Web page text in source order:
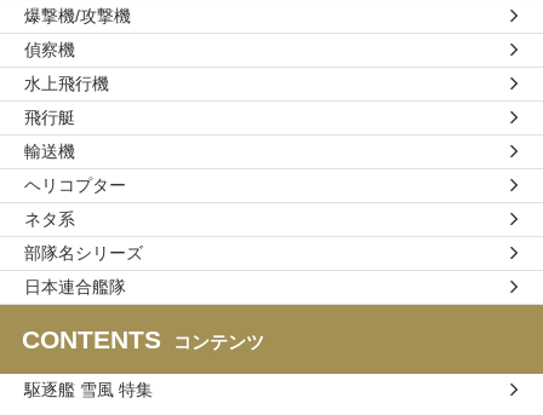
爆撃機/攻撃機
偵察機
水上飛行機
飛行艇
輸送機
ヘリコプター
ネタ系
部隊名シリーズ
日本連合艦隊
CONTENTS コンテンツ
駆逐艦 雪風 特集